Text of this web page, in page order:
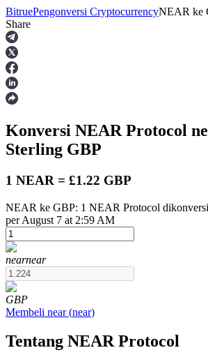
Berjangka
USDT Berjangka
BitruePengonversi CryptocurrencyNEAR ke
Share
Konversi NEAR Protocol
Sterling GBP
1 NEAR = £1.22 GBP
NEAR ke GBP: 1 NEAR Protocol
per August 7 at 2:59 AM
nearnear
GBP
Membeli near(near)
Tentang NEAR Protocol